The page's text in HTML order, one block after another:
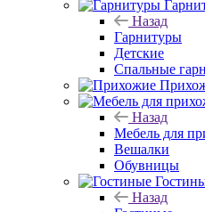
Назад
Гарнитуры
Детские
Спальные
Назад
Мебель для
Вешалки
Обувницы
Назад